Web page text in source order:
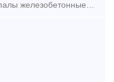
Компания РЖД-ЮГ предлагает шпалы железобетонные в наличии и под заказ по выгодным ценам в регионах: Москва и МО, Краснодарский край, Самарская область, Ханты-Мансийский округ. Гибкая система с